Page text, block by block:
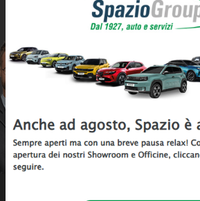
Servizio Clienti
Telefono Officina
011 22 51 737
Non hai
l'Auto che
Lasciaci la
ricevere le
Ricevi